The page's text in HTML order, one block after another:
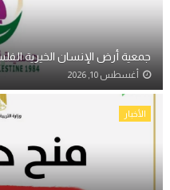
جمعية أرض الإنسان الخيرية
أغسطس 10, 2026
الأخبار